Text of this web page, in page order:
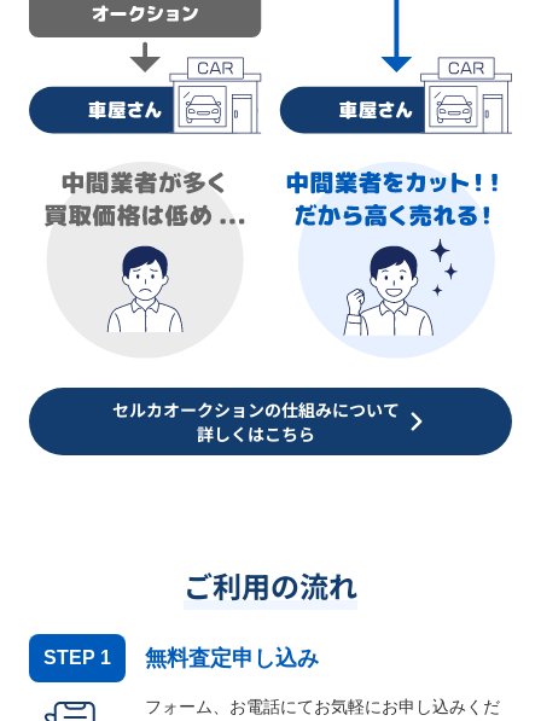
セルカオークションの仕組みについて
詳しくはこちら
ご利用の流れ
STEP 1 無料査定申し込み
フォーム、お電話にてお気軽にお申し込みくだ